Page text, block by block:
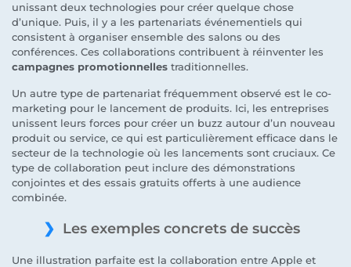
unissant deux technologies pour créer quelque chose
d’unique. Puis, il y a les partenariats événementiels qui
consistent à organiser ensemble des salons ou des
conférences. Ces collaborations contribuent à réinventer les
campagnes promotionnelles traditionnelles.
Un autre type de partenariat fréquemment observé est le co-
marketing pour le lancement de produits. Ici, les entreprises
unissent leurs forces pour créer un buzz autour d’un nouveau
produit ou service, ce qui est particulièrement efficace dans le
secteur de la technologie où les lancements sont cruciaux. Ce
type de collaboration peut inclure des démonstrations
conjointes et des essais gratuits offerts à une audience
combinée.
Les exemples concrets de succès
Une illustration parfaite est la collaboration entre Apple et